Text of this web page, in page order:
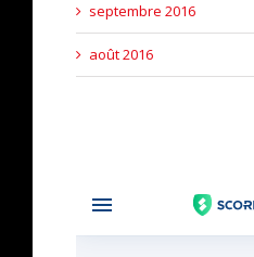
septembre 2016
août 2016